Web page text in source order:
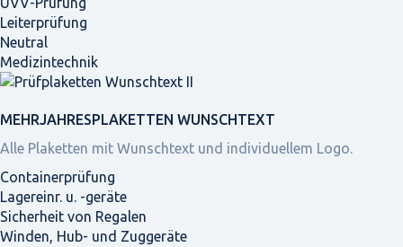
Leiterprüfung
Neutral
Medizintechnik
MEHRJAHRES­PLAKETTEN WUNSCHTEXT
Alle Plaketten mit Wunschtext und individuellem Logo.
Containerprüfung
Lagereinr. u. -geräte
Sicherheit von Regalen
Winden, Hub- und Zuggeräte